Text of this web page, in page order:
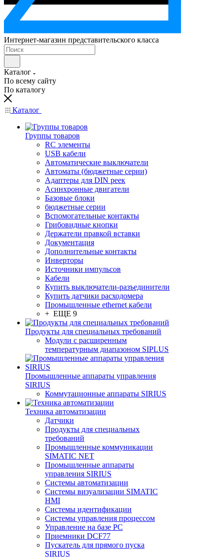
Интернет-магазин представительского класса
Каталог
По всему сайту
По каталогу
Каталог
Группы товаров
RC элементы
USB кабели
Автоматические выключатели
Автоматы (бюджетные серии)
Адаптеры для DIN реек
Асинхронные двигатели
Базовые блоки
бюджетные серии
Вспомогательные контакты
Грибовидные кнопки
Держатели правкой вставки
Документация
Дополнительные контакты
Инверторы
Источники импульсов
Кабели
Купить выключатели-разъединители
Купить датчики расходомера
Промышленные ethernet кабели
+ ЕЩЕ 9
Продукты для специальных требований
Модули с расширенным
температурным диапазоном SIPLUS
Промышленные аппараты управления
SIRIUS
Коммутационные аппараты SIRIUS
Техника автоматизации
Датчики
Продукты для специальных
требований
Промышленные коммуникации
SIMATIC NET
Промышленные аппараты
управления SIRIUS
Системы автоматизации
Системы визуализации SIMATIC
HMI
Системы идентификации
Системы управления процессом
Управление на базе РС
Приемники DCF77
Пускатель для прямого пуска
SIRIUS